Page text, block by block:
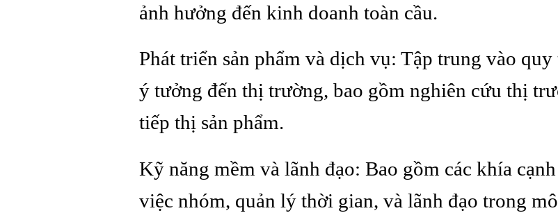
ảnh hưởng đến kinh doanh toàn cầu.
Phát triển sản phẩm và dịch vụ: Tập trung vào
ý tưởng đến thị trường, bao gồm nghiên cứu thị
tiếp thị sản phẩm.
Kỹ năng mềm và lãnh đạo: Bao gồm các khía
việc nhóm, quản lý thời gian, và lãnh đạo trong